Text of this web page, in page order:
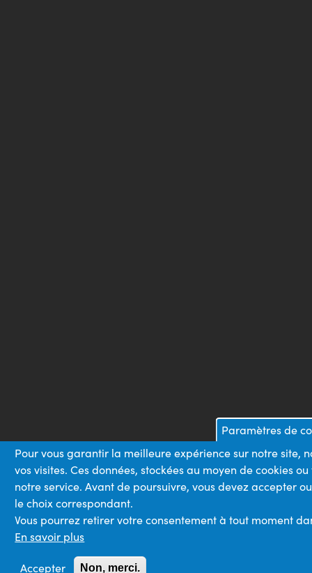
Paramètres de
Pour vous garantir la meilleure expérience sur notre site,
vos visites. Ces données, stockées au moyen de cookies
notre service. Avant de poursuivre, vous devez accepter
le choix correspondant.
Vous pourrez retirer votre consentement à tout moment
En savoir plus
Accepter Non, merci.